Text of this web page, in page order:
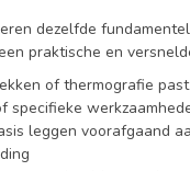
dezelfde
praktische en
of thermografie
specifieke
leggen voorafgaand